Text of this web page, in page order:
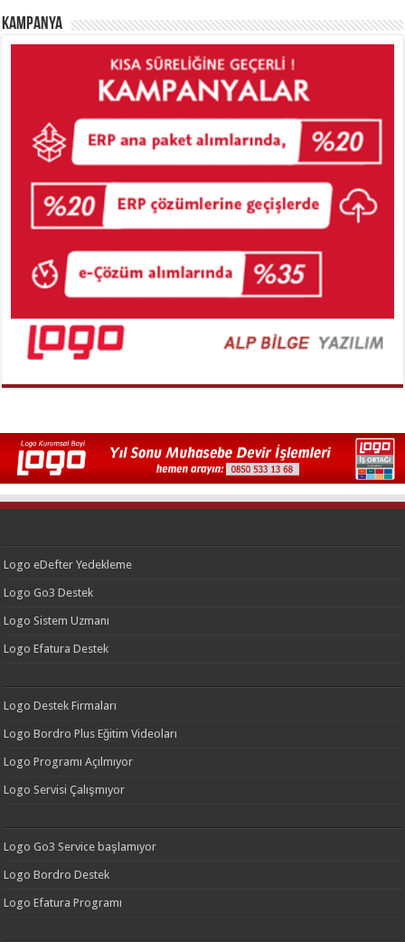
Kampanya
Logo eDefter Yedekleme
Logo Go3 Destek
Logo Sistem Uzmanı
Logo Efatura Destek
Logo Destek Firmaları
Logo Bordro Plus Eğitim Videoları
Logo Programı Açılmıyor
Logo Servisi Çalışmıyor
Logo Go3 Service başlamıyor
Logo Bordro Destek
Logo Efatura Programı